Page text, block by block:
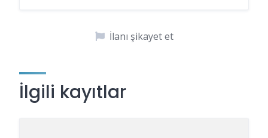
İlanı şikayet et
İlgili kayıtlar